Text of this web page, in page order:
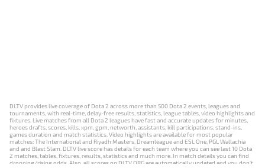
DLTV provides live coverage of Dota 2 across more than 500 Dota 2 events, leagues and
tournaments, with real-time, delay-free results, statistics, league tables, video highlights and
fixtures. Live matches from all Dota 2 leagues have fast and accurate updates for minutes,
heroes drafts, scores, kills, xpm, gpm, networth, assistants, kill participations, stand-ins,
games duration and match statistics. Video highlights are available for most popular
matches: The International and Riyadh Masters, Dreamleague and ESL One, PGL Wallachia
and and Blast Slam. DLTV live score has details for each team where you can see last 10 Dota
2 matches, tables, fixtures, results, statistics and much more. In match details you can find
dropping/rising odds. Also, all scores on DLTV.ORG are automatically updated and you don't